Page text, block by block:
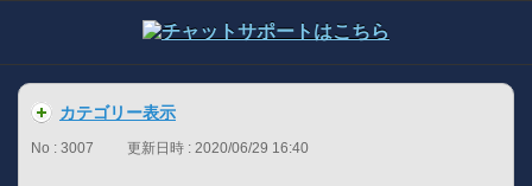
カテゴリー表示
No : 3007 更新日時 : 2020/06/29 16:40